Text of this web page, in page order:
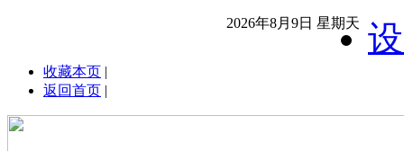
2026年8月9日 星期天
收藏本页 |
返回首页 |